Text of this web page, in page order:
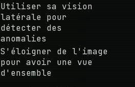
Utiliser sa vision
latérale pour
détecter des
anomalies
S'éloigner de l'image
pour avoir une vue
d'ensemble